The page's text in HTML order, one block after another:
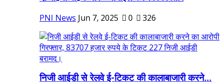
PNI News Jun 7, 2025 0 326
निजी आईडी से रेलवे ई-टिकट की कालाबाजारी करने...